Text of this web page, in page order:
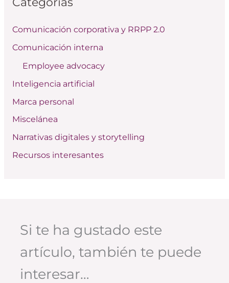
a
p
o
:
Comunicación corporativa y RRPP 2.0
Comunicación interna
Employee advocacy
Inteligencia artificial
Marca personal
Miscelánea
Narrativas digitales y storytelling
Recursos interesantes
Si te ha gustado este
artículo, también te puede
interesar…